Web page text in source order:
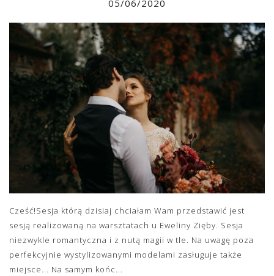
05/06/2020
Cześć!Sesja którą dzisiaj chciałam Wam przedstawić jest
sesją realizowaną na warsztatach u Eweliny Zięby. Sesja
niezwykle romantyczna i z nutą magii w tle. Na uwagę poza
perfekcyjnie wystylizowanymi modelami zasługuje także
miejsce... Na samym końc...